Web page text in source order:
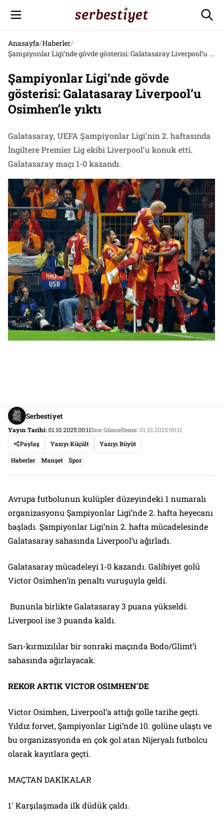
Anasayfa/Haberler/
Şampiyonlar Ligi’nde gövde gösterisi: Galatasaray Liverpool’u Osimhen’le yıktı
Şampiyonlar Ligi’nde gövde
gösterisi: Galatasaray Liverpool’u
Osimhen’le yıktı
Galatasaray, UEFA Şampiyonlar Ligi’nin 2. haftasında
İngiltere Premier Lig ekibi Liverpool’u konuk etti.
Galatasaray maçı 1-0 kazandı.
Serbestiyet
Yayın Tarihi:01.10.2025 00:11Son Güncelleme:01.10.2025 00:11
Paylaş
Yazıyı Küçült Yazıyı Büyüt
Haberler Manşet Spor
Avrupa futbolunun kulüpler düzeyindeki 1 numaralı
organizasyonu Şampiyonlar Ligi’nde 2. hafta heyecanı
başladı. Şampiyonlar Ligi’nin 2. hafta mücadelesinde
Galatasaray sahasında Liverpool’u ağırladı.
Galatasaray mücadeleyi 1-0 kazandı. Galibiyet golü
Victor Osimhen’in penaltı vuruşuyla geldi.
Bununla birlikte Galatasaray 3 puana yükseldi.
Liverpool ise 3 puanda kaldı.
Sarı-kırmızılılar bir sonraki maçında Bodo/Glimt’i
sahasında ağırlayacak.
REKOR ARTIK VICTOR OSIMHEN’DE
Victor Osimhen, Liverpool’a attığı golle tarihe geçti.
Yıldız forvet, Şampiyonlar Ligi’nde 10. golüne ulaştı ve
bu organizasyonda en çok gol atan Nijeryalı futbolcu
olarak kayıtlara geçti.
MAÇTAN DAKİKALAR
1′ Karşılaşmada ilk düdük çaldı.